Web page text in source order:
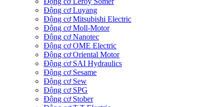
Động cơ Luyang
Động cơ Mitsubishi Electric
Động cơ Moll-Motor
Động cơ Nanotec
Động cơ OME Electric
Động cơ Oriental Motor
Động cơ SAI Hydraulics
Động cơ Sesame
Động cơ Sew
Động cơ SPG
Động cơ Stober